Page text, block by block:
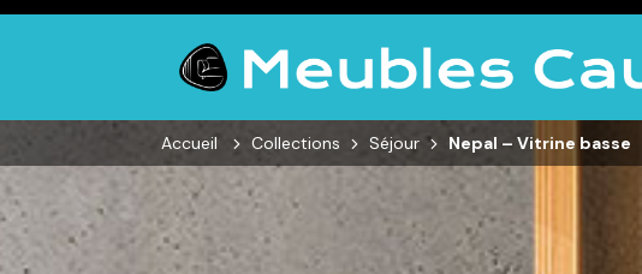
Accueil Collections Séjour Nepal – Vitrine basse